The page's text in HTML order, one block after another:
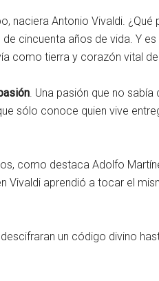
naciera Antonio Vivaldi. ¿Qué
cincuenta años de vida. Y
como tierra y corazón vital de
. Una pasión que no sabía
sólo conoce quien vive
como destaca Adolfo
Vivaldi aprendió a tocar el
un código divino